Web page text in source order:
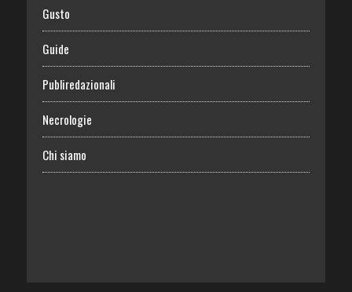
Gusto
Guide
Publiredazionali
Necrologie
Chi siamo